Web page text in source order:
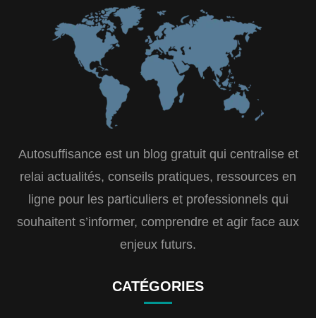
Autosuffisance est un blog gratuit qui centralise et
relai actualités, conseils pratiques, ressources en
ligne pour les particuliers et professionnels qui
souhaitent s’informer, comprendre et agir face aux
enjeux futurs.
CATÉGORIES